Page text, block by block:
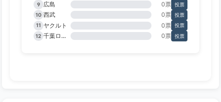
9
広島 0票 投票
10 西武 0票 投票
11 ヤクルト 0票 投票
12
千葉ロッテ 0票 投票